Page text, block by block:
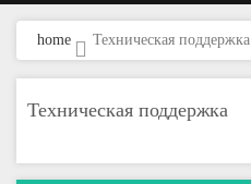
home Техническая поддержка
Техническая поддержка